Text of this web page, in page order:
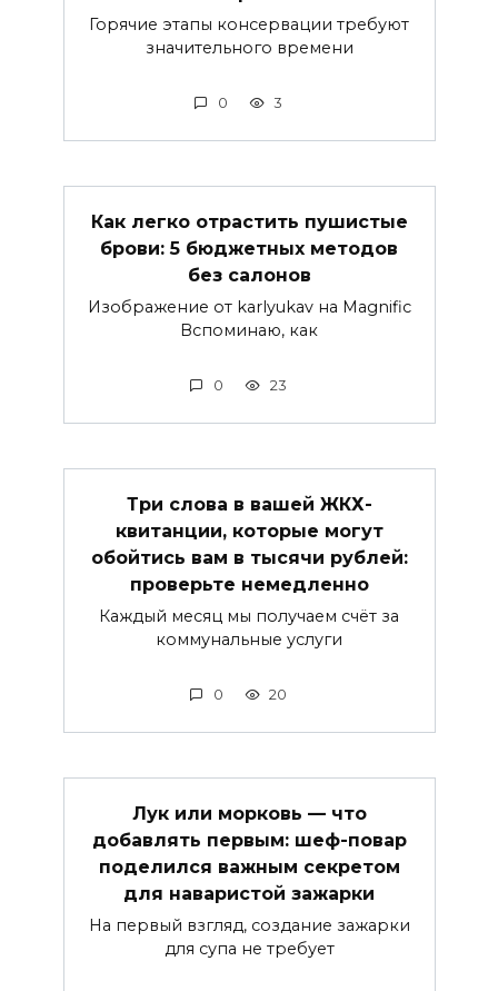
Горячие этапы консервации требуют
значительного времени
0 3
Как легко отрастить пушистые
брови: 5 бюджетных методов
без салонов
Изображение от karlyukav на Magnific
Вспоминаю, как
0 23
Три слова в вашей ЖКХ-
квитанции, которые могут
обойтись вам в тысячи рублей:
проверьте немедленно
Каждый месяц мы получаем счёт за
коммунальные услуги
0 20
Лук или морковь — что
добавлять первым: шеф-повар
поделился важным секретом
для наваристой зажарки
На первый взгляд, создание зажарки
для супа не требует